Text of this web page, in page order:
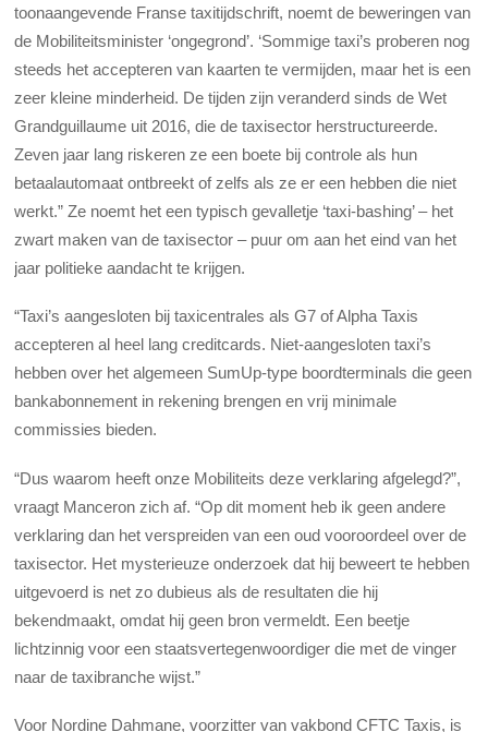
toonaangevende Franse taxitijdschrift, noemt de beweringen van
de Mobiliteitsminister ‘ongegrond’. ‘Sommige taxi’s proberen nog
steeds het accepteren van kaarten te vermijden, maar het is een
zeer kleine minderheid. De tijden zijn veranderd sinds de Wet
Grandguillaume uit 2016, die de taxisector herstructureerde.
Zeven jaar lang riskeren ze een boete bij controle als hun
betaalautomaat ontbreekt of zelfs als ze er een hebben die niet
werkt.” Ze noemt het een typisch gevalletje ‘taxi-bashing’ – het
zwart maken van de taxisector – puur om aan het eind van het
jaar politieke aandacht te krijgen.
“Taxi’s aangesloten bij taxicentrales als G7 of Alpha Taxis
accepteren al heel lang creditcards. Niet-aangesloten taxi’s
hebben over het algemeen SumUp-type boordterminals die geen
bankabonnement in rekening brengen en vrij minimale
commissies bieden.
“Dus waarom heeft onze Mobiliteits deze verklaring afgelegd?”,
vraagt Manceron zich af. “Op dit moment heb ik geen andere
verklaring dan het verspreiden van een oud vooroordeel over de
taxisector. Het mysterieuze onderzoek dat hij beweert te hebben
uitgevoerd is net zo dubieus als de resultaten die hij
bekendmaakt, omdat hij geen bron vermeldt. Een beetje
lichtzinnig voor een staatsvertegenwoordiger die met de vinger
naar de taxibranche wijst.”
Voor Nordine Dahmane, voorzitter van vakbond CFTC Taxis, is